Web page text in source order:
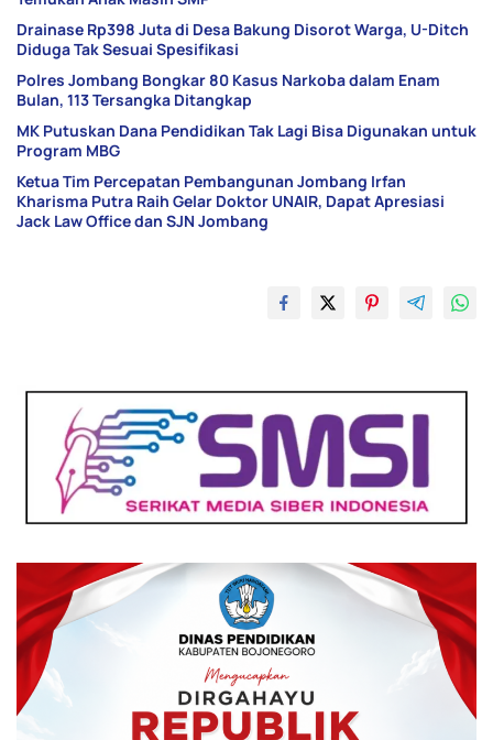
Drainase Rp398 Juta di Desa Bakung Disorot Warga, U-Ditch
Diduga Tak Sesuai Spesifikasi
Polres Jombang Bongkar 80 Kasus Narkoba dalam Enam
Bulan, 113 Tersangka Ditangkap
MK Putuskan Dana Pendidikan Tak Lagi Bisa Digunakan untuk
Program MBG
Ketua Tim Percepatan Pembangunan Jombang Irfan
Kharisma Putra Raih Gelar Doktor UNAIR, Dapat Apresiasi
Jack Law Office dan SJN Jombang